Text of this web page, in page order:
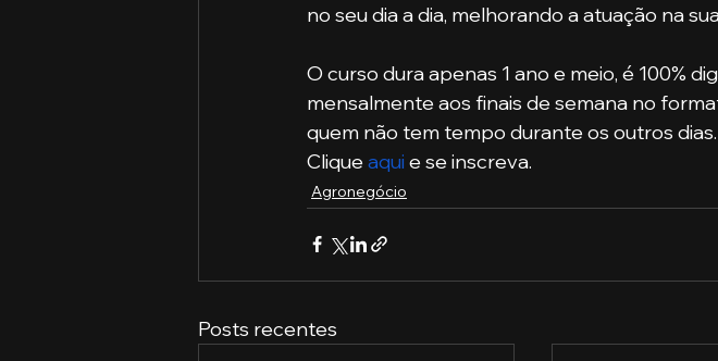
no seu dia a dia, melhorando a atuação na
O curso dura apenas 1 ano e meio, é 100%
mensalmente aos finais de semana no
quem não tem tempo durante os outros
Clique aqui e se inscreva.
Agronegócio
Posts recentes